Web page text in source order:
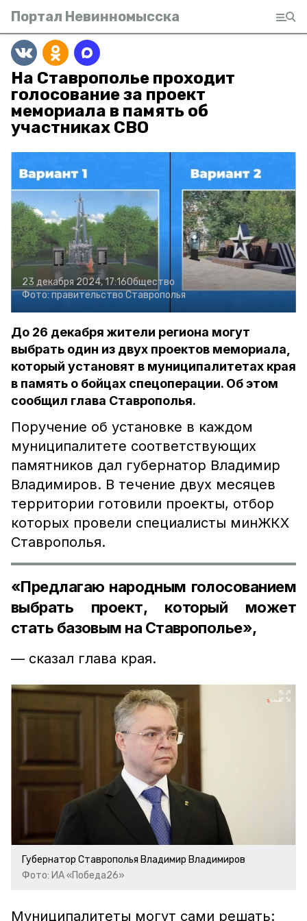
Портал Невинномысска
На Ставрополье проходит
голосование за проект
мемориала в память об
участниках СВО
23 декабря 2024, 17:16Общество
Фото:правительство Ставрополья
До 26 декабря жители региона могут
выбрать один из двух проектов мемориала,
который установят в муниципалитетах края
в память о бойцах спецоперации. Об этом
сообщил глава Ставрополья.
Поручение об установке в каждом
муниципалитете соответствующих
памятников дал губернатор Владимир
Владимиров. В течение двух месяцев
территории готовили проекты, отбор
которых провели специалисты минЖКХ
Ставрополья.
«Предлагаю народным голосованием
выбрать проект, который может
стать базовым на Ставрополье»,
— сказал глава края.
Губернатор Ставрополья Владимир Владимиров
Фото: ИА «Победа26»
Муниципалитеты могут сами решать: